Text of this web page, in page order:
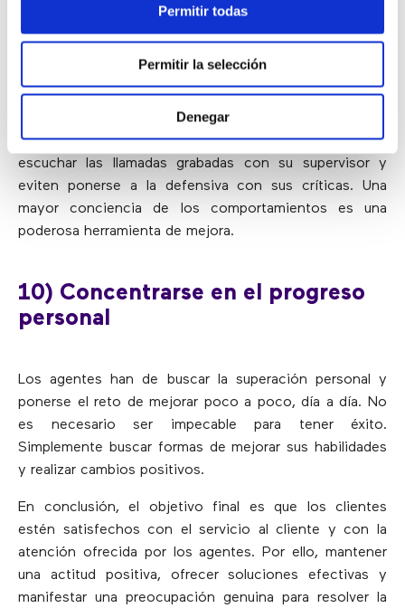
Permitir todas
Permitir la selección
Denegar
9) Revisar las llamadas grabadas
con el supervisor
Es importante que los agentes dediquen tiempo a
escuchar las llamadas grabadas con su supervisor y
eviten ponerse a la defensiva con sus críticas. Una
mayor conciencia de los comportamientos es una
poderosa herramienta de mejora.
10) Concentrarse en el progreso
personal
Los agentes han de buscar la superación personal y
ponerse el reto de mejorar poco a poco, día a día. No
es necesario ser impecable para tener éxito.
Simplemente buscar formas de mejorar sus habilidades
y realizar cambios positivos.
En conclusión, el objetivo final es que los clientes
estén satisfechos con el servicio al cliente y con la
atención ofrecida por los agentes. Por ello, mantener
una actitud positiva, ofrecer soluciones efectivas y
manifestar una preocupación genuina para resolver la